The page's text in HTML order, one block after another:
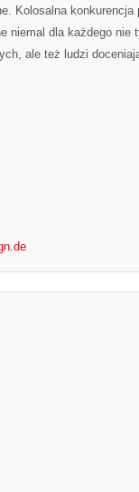
Kolosalna
niemal dla każdego nie
ale też ludzi